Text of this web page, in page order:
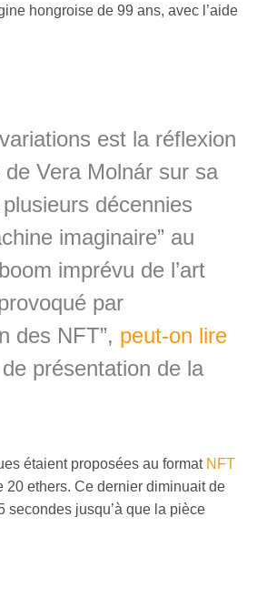
hongroise de 99 ans, avec l’aide
est la réflexion
de Vera Molnár sur sa
décennies
imaginaire” au
imprévu de l’art
par
des NFT”, peut-on lire
présentation de la
étaient proposées au format NFT
20 ethers. Ce dernier diminuait de
secondes jusqu’à que la pièce